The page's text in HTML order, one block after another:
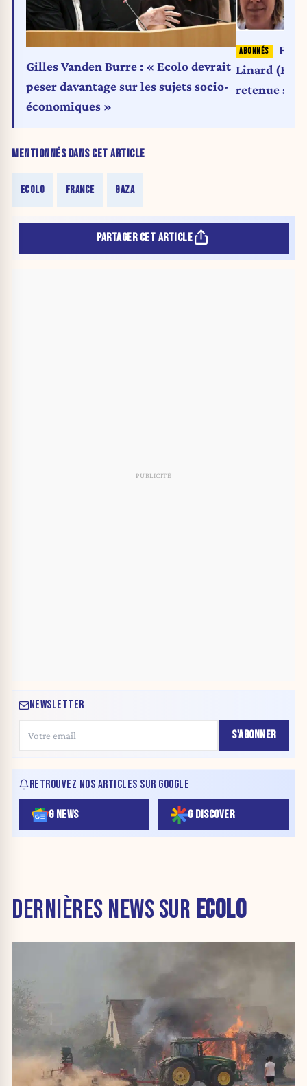
MENTIONNÉS DANS CET ARTICLE
ECOLO FRANCE GAZA
Gilles Vanden Burre : « Ecolo devrait
peser davantage sur les sujets socio-
économiques »
Linard
retenue sur
PARTAGER CET ARTICLE
NEWSLETTER
S'ABONNER
RETROUVEZ NOS ARTICLES SUR GOOGLE
G NEWS G DISCOVER
DERNIÈRES NEWS SUR ECOLO